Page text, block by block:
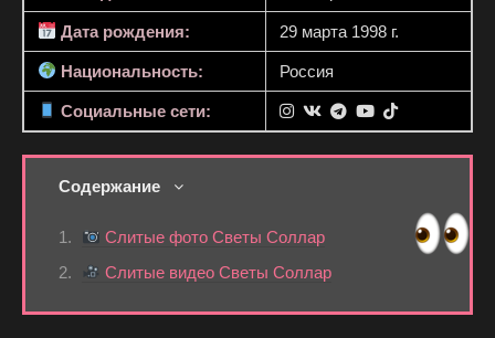
Дата рождения: 29 марта 1998 г.
Национальность: Россия
Социальные сети:
Содержание
Слитые фото Светы Соллар
Слитые видео Светы Соллар